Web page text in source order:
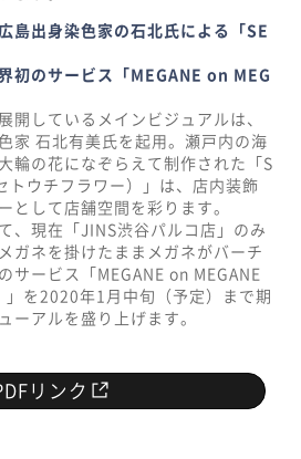
島出身染色家の石北氏による「SE
初のサービス「MEGANE on MEG
開しているメインビジュアルは、
家 石北有美氏を起用。瀬戸内の海
輪の花になぞらえて制作された「S
トウチフラワー）」は、店内装飾
として店舗空間を彩ります。
、現在「JINS渋谷パルコ店」のみ
ガネを掛けたままメガネがバーチ
サービス「MEGANE on MEGANE
」を2020年1月中旬（予定）まで期
ーアルを盛り上げます。
リンク